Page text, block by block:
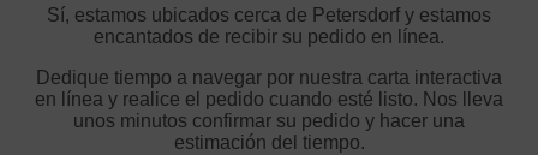
Sí, estamos ubicados cerca de Petersdorf y estamos
encantados de recibir su pedido en línea.
Dedique tiempo a navegar por nuestra carta interactiva
en línea y realice el pedido cuando esté listo. Nos lleva
unos minutos confirmar su pedido y hacer una
estimación del tiempo.